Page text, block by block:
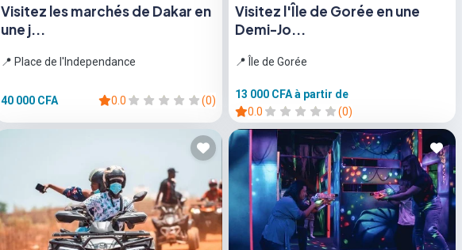
Visitez les marchés de Dakar en
une j...
📍 Place de l'Independance
40 000 CFA 0.0 (0)
Visitez l'Île de Gorée en une
Demi-Jo...
📍 Île de Gorée
13 000 CFAà partir de
0.0
(0)